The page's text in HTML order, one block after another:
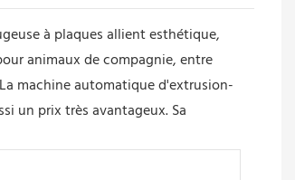
à plaques allient esthétique,
animaux de compagnie, entre
machine automatique d'extrusion-
un prix très avantageux. Sa